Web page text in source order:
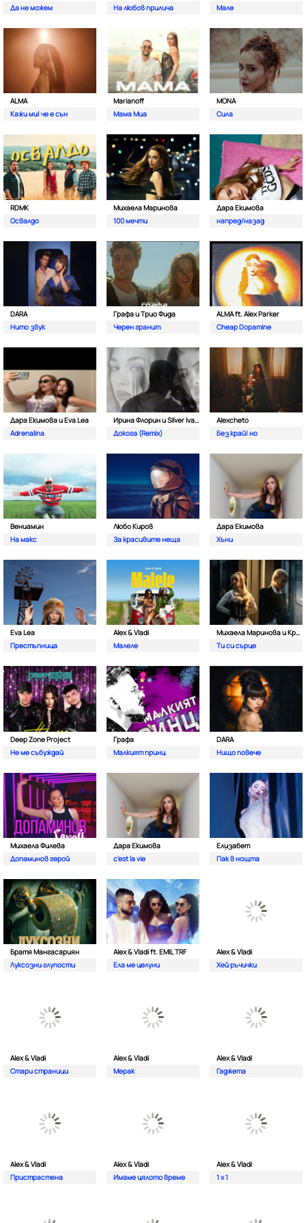
Да не можем
На любов прилича
Мале
ALMA
Кажи ми| че е сън
Marianoff
Мама Миа
MONA
Сила
RDMK
Освалдо
Михаела Маринова
100 мечти
Дара Екимова
напред/назад
DARA
Нито звук
Графа и Трио Фида
Черен гранит
ALMA ft. Alex Parker
Cheap Dopamine
Дара Екимова и Eva Lea
Adrenalina
Ирина Флорин и Silver Ivanov
Докога (Remix)
Alexcheto
Без край| но
Вениамин
На макс
Любо Киров
За красивите неща
Дара Екимова
Хъни
Eva Lea
Престъпница
Alex & Vladi
Малеле
Михаела Маринова и Кристиан Костов
Ти си сърце
Deep Zone Project
Не ме събуждай
Графа
Малкият принц
DARA
Нищо повече
Михаела Филева
Допаминов герой
Дара Екимова
c'est la vie
Елизабет
Пак в нощта
Братя Мангасариян
Луксозни глупости
Alex & Vladi ft. EMIL TRF
Ела ме целуни
Alex & Vladi
Хей ръчички
Alex & Vladi
Стари страници
Alex & Vladi
Мерак
Alex & Vladi
Гаджета
Alex & Vladi
Пристрастена
Alex & Vladi
Имаме цялото време
Alex & Vladi
1 x 1